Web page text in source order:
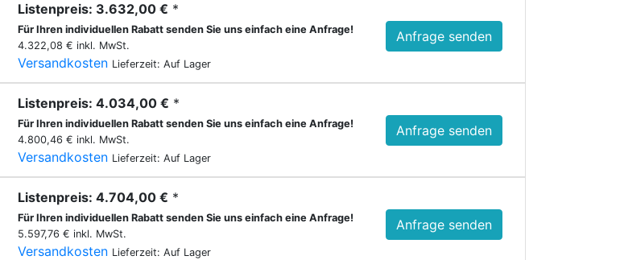
Listenpreis: 3.632,00 € *
Für Ihren individuellen Rabatt senden Sie uns einfach eine Anfrage!
4.322,08 € inkl. MwSt.
Versandkosten Lieferzeit: Auf Lager
Anfrage senden
Listenpreis: 4.034,00 € *
Für Ihren individuellen Rabatt senden Sie uns einfach eine Anfrage!
4.800,46 € inkl. MwSt.
Versandkosten Lieferzeit: Auf Lager
Anfrage senden
Listenpreis: 4.704,00 € *
Für Ihren individuellen Rabatt senden Sie uns einfach eine Anfrage!
5.597,76 € inkl. MwSt.
Versandkosten Lieferzeit: Auf Lager
Anfrage senden